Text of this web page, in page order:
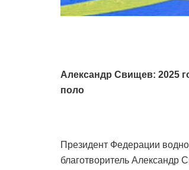
Александр Свищев: 2025
поло
Президент Федерации
благотворитель Александр